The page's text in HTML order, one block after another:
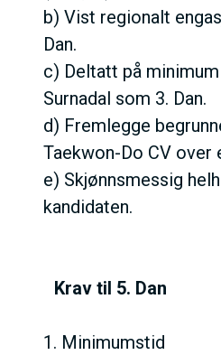
b) Vist regionalt
Dan.
c) Deltatt på
Surnadal som 3. Dan.
d) Fremlegge
Taekwon-Do CV over
e) Skjønnsmessig
kandidaten.
Krav til 5. Dan
1. Minimumstid